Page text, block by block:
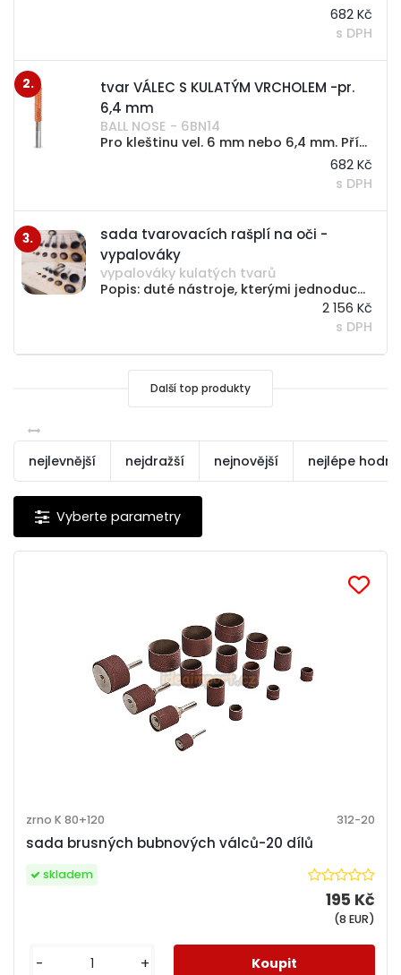
682 Kč
s DPH
2.
tvar VÁLEC S KULATÝM VRCHOLEM -pr.
6,4 mm
BALL NOSE - 6BN14
Pro kleštinu vel. 6 mm nebo 6,4 mm. Případné zanesení lze odstranit kartáčem nebo chemicky. VYBERTE POŽADOVANOU STOPKU A HRUBOST - v nabídce 3 varianty Ø stopky ... 6 mm nebo 6,4 mm (1/4") Ø nástroje ... cca 6,4 mm (1/4") pracovní délka...
682 Kč
s DPH
3.
sada tvarovacích rašplí na oči -
vypalováky
vypalováky kulatých tvarů
Popis: duté nástroje, kterými jednoduchým způsobem vytvoříte ve dřevě oční kouli zvířete nebo člověka jsou vhodné především pro vysokoobrátkové nářadí, protože pracují na principu tření, kdy dochází k lehkému zuhelnatění povrchu a hladkému...
2 156 Kč
s DPH
Další top produkty
nejlevnější nejdražší nejnovější nejlépe
sada brusných bubnových válců-20 dílů
zrno K 80+120 312-20
195 Kč
(8 EUR)
skladem
- +